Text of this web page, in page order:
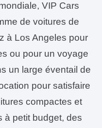
VIP Cars
de voitures de
à Los Angeles pour
ou pour un voyage
un large éventail de
pour satisfaire
compactes et
à petit budget, des